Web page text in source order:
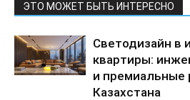
ЭТО МОЖЕТ БЫТЬ ИНТЕРЕСНО
Светодизайн в
квартиры:
и премиальные
Казахстана